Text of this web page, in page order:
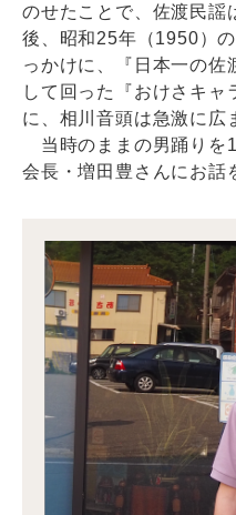
のせたことで、佐渡民謡
後、昭和25年（1950）
っかけに、『日本一の佐
して回った『おけさキャ
に、相川音頭は急激に広
当時のままの男踊りを
会長・増田豊さんにお話